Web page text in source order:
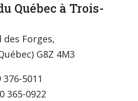
Québec à Trois-
des Forges,
G8Z 4M3
5011
365-0922